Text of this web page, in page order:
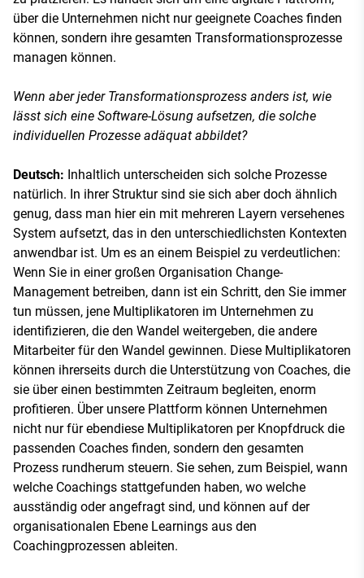
über die Unternehmen nicht nur geeignete Coaches finden
können, sondern ihre gesamten Transformationsprozesse
managen können.
Wenn aber jeder Transformationsprozess anders ist, wie
lässt sich eine Software-Lösung aufsetzen, die solche
individuellen Prozesse adäquat abbildet?
Deutsch: Inhaltlich unterscheiden sich solche Prozesse
natürlich. In ihrer Struktur sind sie sich aber doch ähnlich
genug, dass man hier ein mit mehreren Layern versehenes
System aufsetzt, das in den unterschiedlichsten Kontexten
anwendbar ist. Um es an einem Beispiel zu verdeutlichen:
Wenn Sie in einer großen Organisation Change-
Management betreiben, dann ist ein Schritt, den Sie immer
tun müssen, jene Multiplikatoren im Unternehmen zu
identifizieren, die den Wandel weitergeben, die andere
Mitarbeiter für den Wandel gewinnen. Diese Multiplikatoren
können ihrerseits durch die Unterstützung von Coaches, die
sie über einen bestimmten Zeitraum begleiten, enorm
profitieren. Über unsere Plattform können Unternehmen
nicht nur für ebendiese Multiplikatoren per Knopfdruck die
passenden Coaches finden, sondern den gesamten
Prozess rundherum steuern. Sie sehen, zum Beispiel, wann
welche Coachings stattgefunden haben, wo welche
ausständig oder angefragt sind, und können auf der
organisationalen Ebene Learnings aus den
Coachingprozessen ableiten.